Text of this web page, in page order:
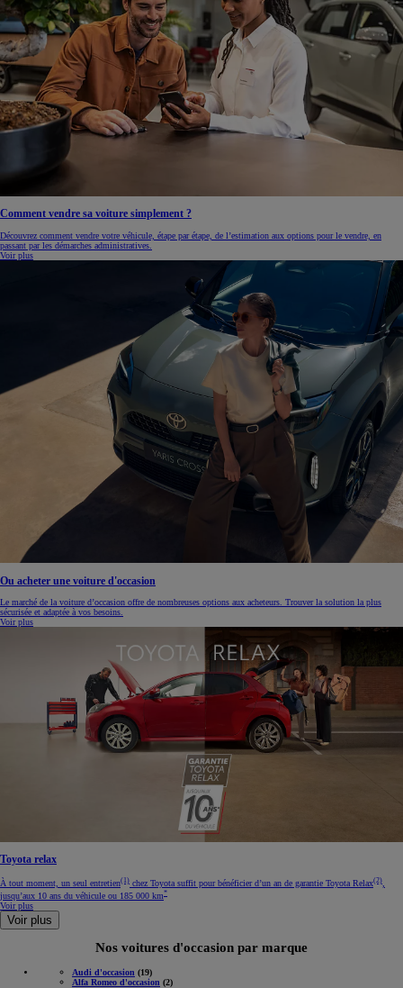
Comment vendre sa voiture simplement ?
Découvrez comment vendre votre véhicule, étape par étape, de l’estimation aux options pour le vendre, en
passant par les démarches administratives.
Voir plus
Ou acheter une voiture d'occasion
Le marché de la voiture d’occasion offre de nombreuses options aux acheteurs. Trouver la solution la plus
sécurisée et adaptée à vos besoins.
Voir plus
Toyota relax
À tout moment, un seul entretien(1) chez Toyota suffit pour bénéficier d’un an de garantie Toyota Relax(2),
jusqu’aux 10 ans du véhicule ou 185 000 km*
Voir plus
Voir plus
Nos voitures d'occasion par marque
Audi d'occasion (19)
Alfa Romeo d'occasion (2)